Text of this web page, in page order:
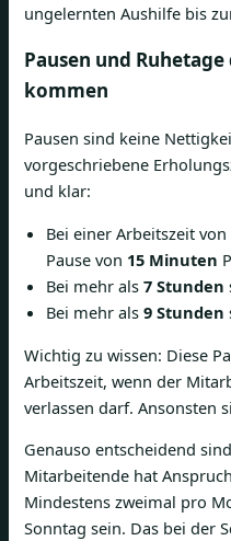
ungelernten Aushilfe bis
Pausen und
kommen
Pausen sind keine
vorgeschriebene
und klar:
Bei einer Arbeitszeit
Pause von 15 Minuten
Bei mehr als 7 Stunden
Bei mehr als 9 Stunden
Wichtig zu wissen: Diese
Arbeitszeit, wenn der
verlassen darf. Ansonsten
Genauso entscheidend
Mitarbeitende hat
Mindestens zweimal pro
Sonntag sein. Das bei der